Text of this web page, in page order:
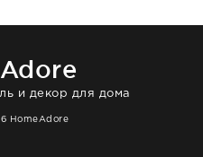
и декор для дома
HomeAdore